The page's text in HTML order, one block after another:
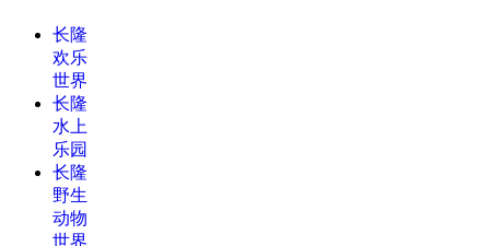
长隆
欢乐
世界
长隆
水上
乐园
长隆
野生
动物
世界